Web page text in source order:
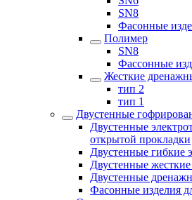
SN8
Фасонные
Полимер
SN8
Фассонные
Жесткие
тип 2
тип 1
Двустенные
Двустенные
открытой прокладки
Двустенные гибкие
Двустенные
Двустенные
Фасонные изделия